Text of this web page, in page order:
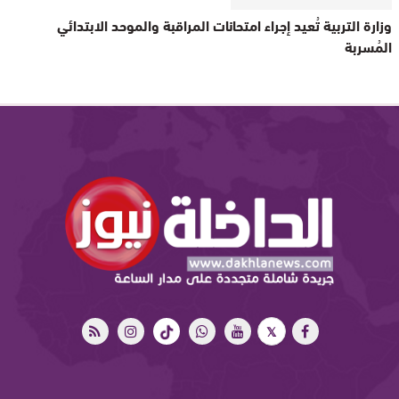
وزارة التربية تُعيد إجراء امتحانات المراقبة والموحد الابتدائي
المُسربة